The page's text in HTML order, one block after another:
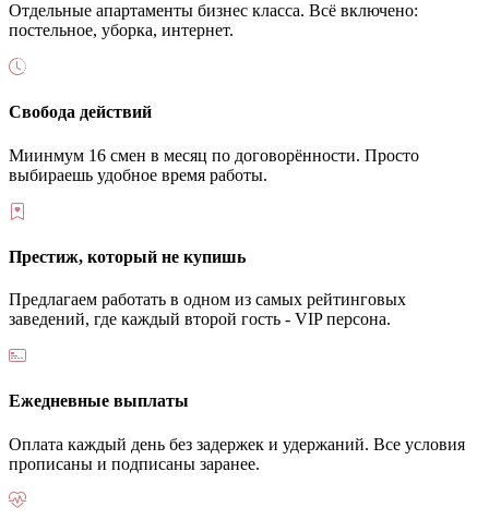
Отдельные апартаменты бизнес класса. Всё включено:
постельное, уборка, интернет.
Свобода действий
Миинмум 16 смен в месяц по договорённости. Просто
выбираешь удобное время работы.
Престиж, который не купишь
Предлагаем работать в одном из самых рейтинговых
заведений, где каждый второй гость - VIP персона.
Ежедневные выплаты
Оплата каждый день без задержек и удержаний. Все условия
прописаны и подписаны заранее.